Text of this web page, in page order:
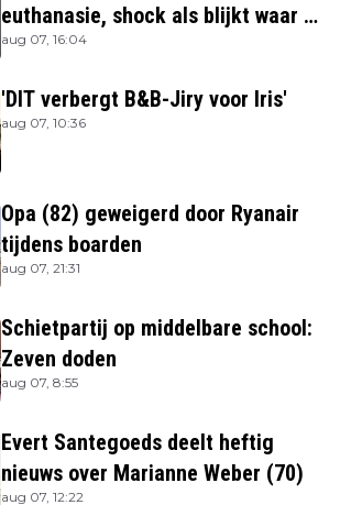
euthanasie, shock als blijkt waar ze
is
aug 07, 16:04
'DIT verbergt B&B-Jiry voor Iris'
aug 07, 10:36
Opa (82) geweigerd door Ryanair
tijdens boarden
aug 07, 21:31
Schietpartij op middelbare school:
Zeven doden
aug 07, 8:55
Evert Santegoeds deelt heftig
nieuws over Marianne Weber (70)
aug 07, 12:22